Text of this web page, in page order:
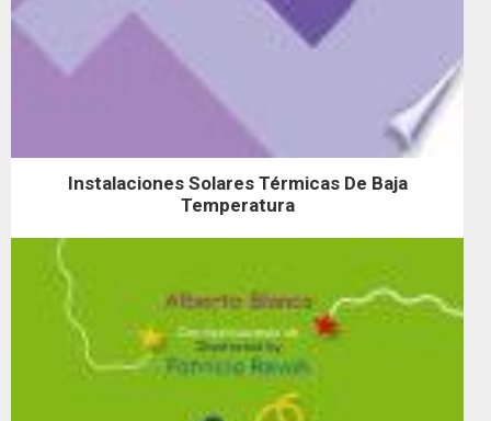
Instalaciones Solares Térmicas De Baja
Temperatura